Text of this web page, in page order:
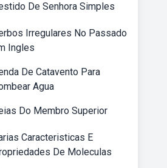
De Senhora Simples
Irregulares No Passado
Ingles
De Catavento Para
Agua
Do Membro Superior
Caracteristicas E
De Moleculas